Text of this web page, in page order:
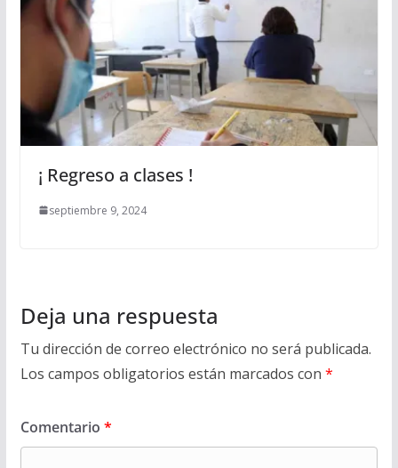
¡ Regreso a clases !
septiembre 9, 2024
Deja una respuesta
Tu dirección de correo electrónico no será publicada.
Los campos obligatorios están marcados con *
Comentario *